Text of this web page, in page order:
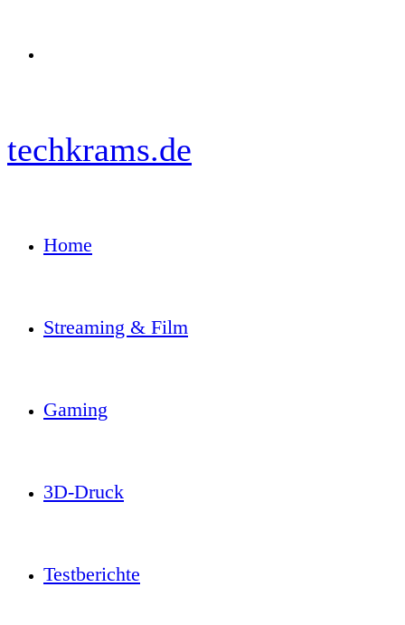
techkrams.de
Home
Streaming & Film
Gaming
3D-Druck
Testberichte